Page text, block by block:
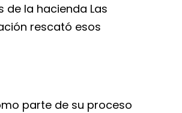
de la hacienda Las
rescató esos
parte de su proceso